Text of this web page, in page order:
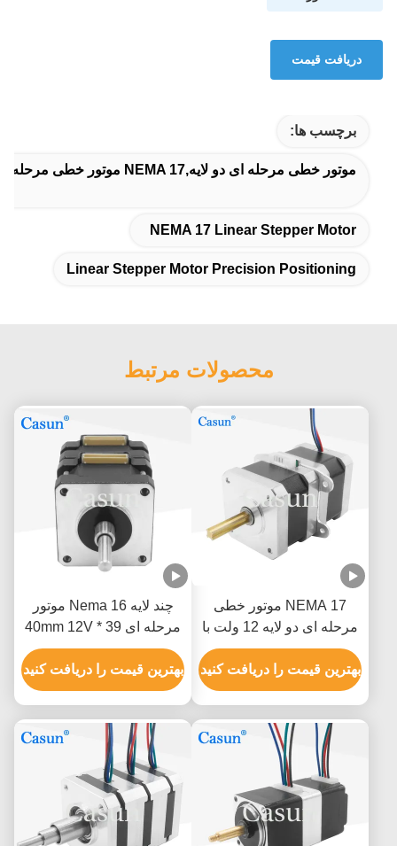
دریافت قیمت
برچسب ها:
موتور خطی مرحله ای دو لایه,NEMA 17 موتور خطی مرحله ای,موقعیت دقیق موتور خطی
NEMA 17 Linear Stepper Motor
Linear Stepper Motor Precision Positioning
محصولات مرتبط
NEMA 17 موتور خطی
مرحله ای دو لایه 12 ولت با
موقعیت دقیق
بهترین قیمت را دریافت کنید
چند لایه Nema 16 موتور
مرحله ای 39 * 40mm 12V
برای گواهینامه CE دستگاه
پزشکی
بهترین قیمت را دریافت کنید